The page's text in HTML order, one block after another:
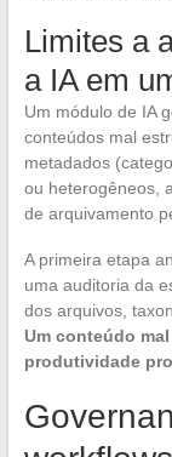
Limites a
a IA em
Um módulo de IA
conteúdos mal
metadados
ou heterogêneos,
de arquivamento
A primeira etapa
uma auditoria da
dos arquivos,
Um conteúdo
produtividade